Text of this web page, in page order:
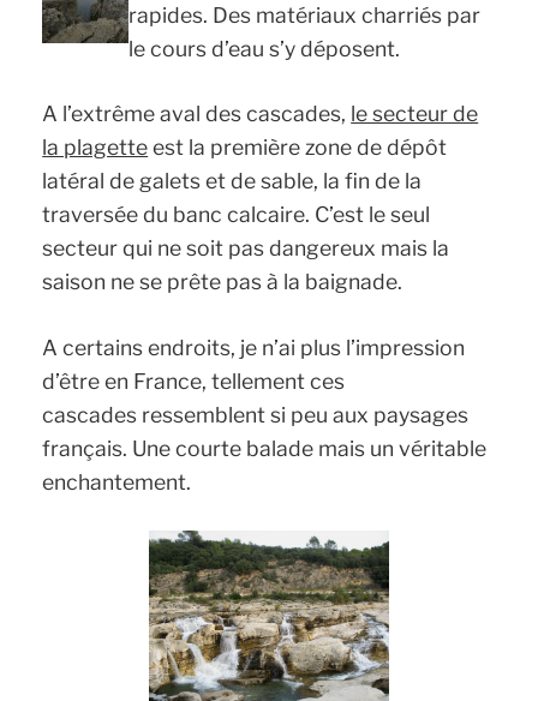
rapides. Des matériaux charriés par
le cours d’eau s’y déposent.
A l’extrême aval des cascades, le secteur de
la plagetteest la première zone de dépôt
latéral de galets et de sable, la fin de la
traversée du banc calcaire. C’est le seul
secteur qui ne soit pas dangereux mais la
saison ne se prête pas à la baignade.
A certains endroits, je n’ai plus l’impression
d’être en France, tellement ces
cascades ressemblent si peu aux paysages
français. Une courte balade mais un véritable
enchantement.